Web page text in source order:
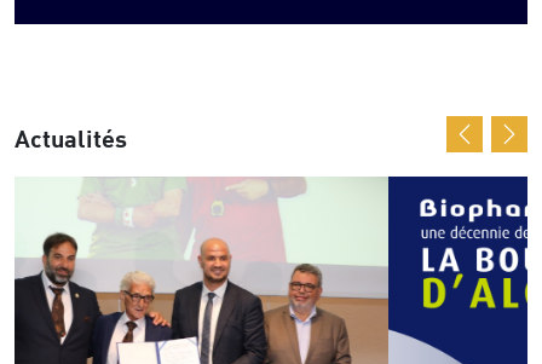
Actualités Previous